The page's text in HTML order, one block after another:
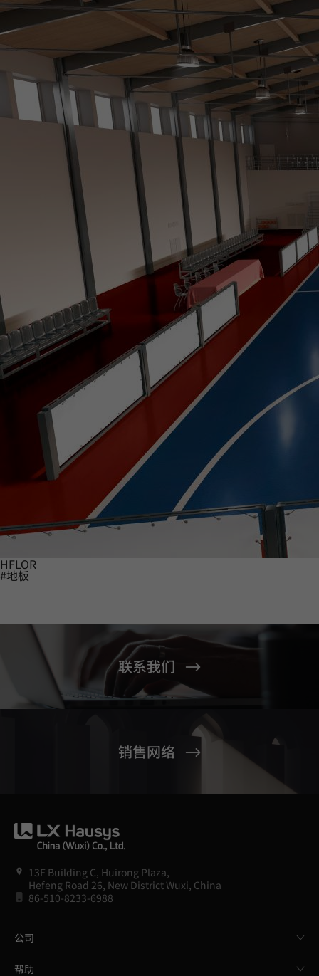
HFLOR
#地板
联系我们
销售网络
13F Building C, Huirong Plaza,
Hefeng Road 26, New District Wuxi, China
86-510-8233-6988
公司
帮助